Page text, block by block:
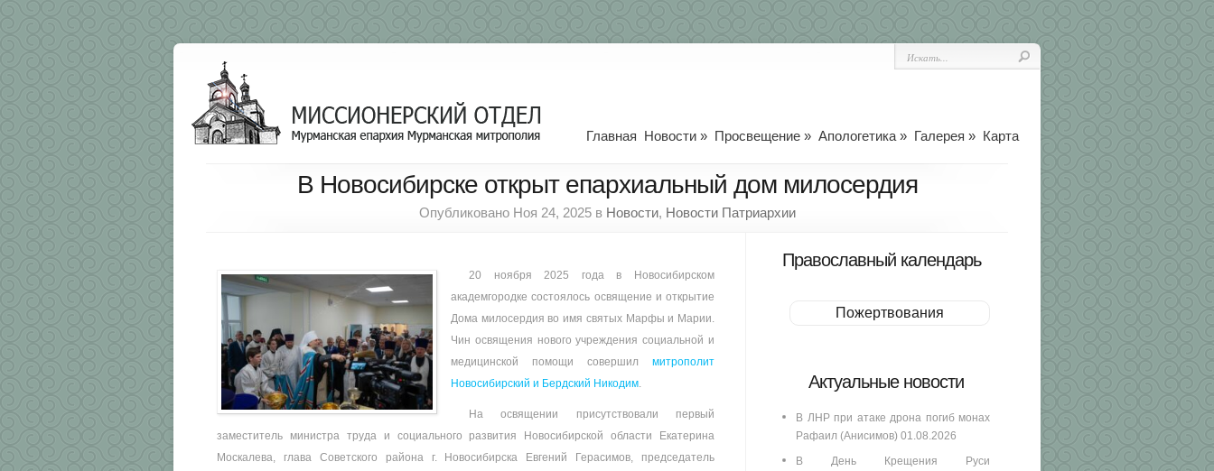
Главная Новости » Просвещение » Апологетика » Галерея » Карта
В Новосибирске открыт епархиальный дом милосердия
Опубликовано Ноя 24, 2025 в Новости, Новости Патриархии
20 ноября 2025 года в Новосибирском
академгородке состоялось освящение и открытие
Дома милосердия во имя святых Марфы и Марии.
Чин освящения нового учреждения социальной и
медицинской помощи совершил митрополит
Новосибирский и Бердский Никодим.
На освящении присутствовали первый
заместитель министра труда и социального развития Новосибирской области Екатерина
Москалева, глава Советского района г. Новосибирска Евгений Герасимов, председатель
Православный календарь
Пожертвования
Актуальные новости
В ЛНР при атаке дрона погиб монах
Рафаил (Анисимов) 01.08.2026
В День Крещения Руси